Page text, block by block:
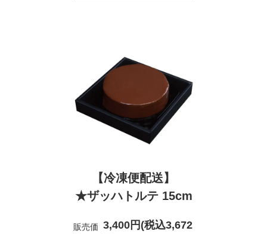
【冷凍便配送】
★ザッハトルテ 15cm
販売価 3,400円(税込3,672